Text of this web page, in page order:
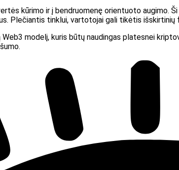
kūrimo ir į bendruomenę orientuoto augimo.
Plečiantis tinklui, vartotojai gali tikėtis išskirtinių
modelį, kuris būtų naudingas platesnei